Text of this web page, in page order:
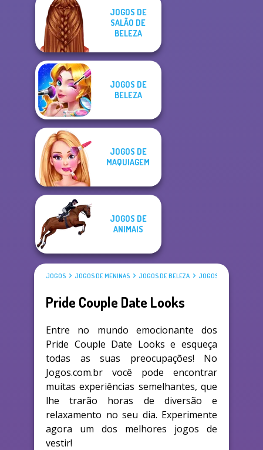
JOGOS DE
SALÃO DE
BELEZA
JOGOS DE
BELEZA
JOGOS DE
MAQUIAGEM
JOGOS DE
ANIMAIS
JOGOS JOGOS DE MENINAS JOGOS DE BELEZA JOGOS DE VESTIR
Pride Couple Date Looks
Entre no mundo emocionante dos
Pride Couple Date Looks e esqueça
todas as suas preocupações! No
Jogos.com.br você pode encontrar
muitas experiências semelhantes, que
lhe trarão horas de diversão e
relaxamento no seu dia. Experimente
agora um dos melhores jogos de
vestir!